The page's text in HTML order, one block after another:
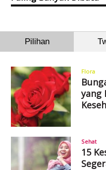
Pilihan
Flora
yang
Sehat
15